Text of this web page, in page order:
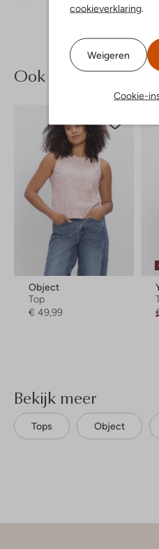
cookieverklaring.
Weigeren
Cookie-
Ook iets voor jou?
Object
Top
€ 49,99
Bekijk meer
Tops Object